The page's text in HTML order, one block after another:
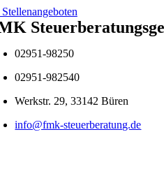
02951-98250
02951-982540
Werkstr. 29, 33142 Büren
info@fmk-steuerberatung.de